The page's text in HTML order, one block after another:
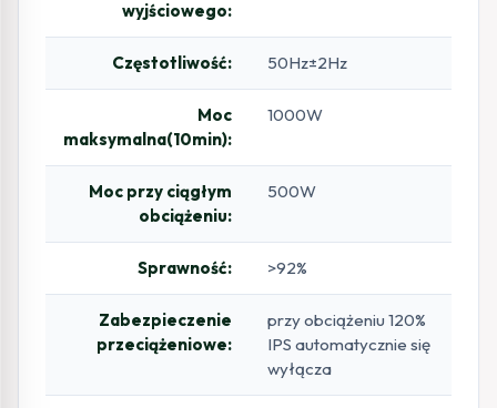
wyjściowego:
Częstotliwość: 50Hz±2Hz
Moc
maksymalna(10min):
1000W
Moc przy ciągłym
obciążeniu:
500W
Sprawność: >92%
Zabezpieczenie
przeciążeniowe:
przy obciążeniu 120%
IPS automatycznie się
wyłącza